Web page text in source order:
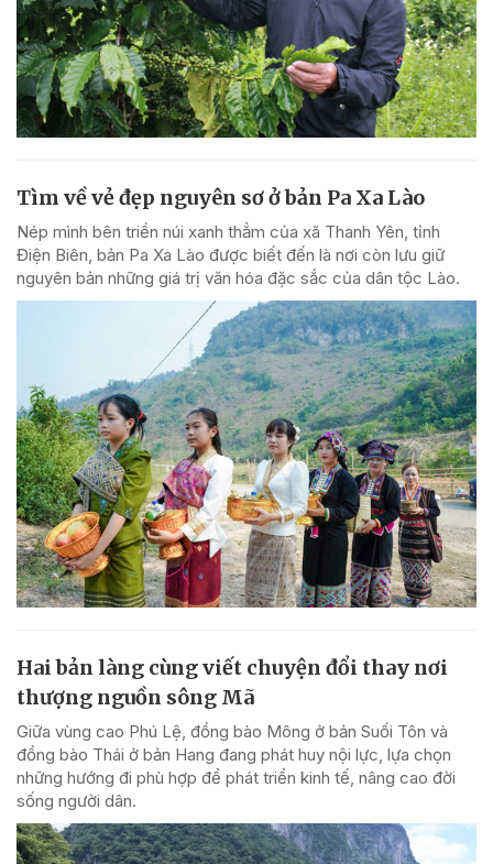
Tìm về vẻ đẹp nguyên sơ ở bản Pa Xa Lào
Nép mình bên triền núi xanh thẳm của xã Thanh Yên, tỉnh
Điện Biên, bản Pa Xa Lào được biết đến là nơi còn lưu giữ
nguyên bản những giá trị văn hóa đặc sắc của dân tộc Lào.
Hai bản làng cùng viết chuyện đổi thay nơi
thượng nguồn sông Mã
Giữa vùng cao Phú Lệ, đồng bào Mông ở bản Suối Tôn và
đồng bào Thái ở bản Hang đang phát huy nội lực, lựa chọn
những hướng đi phù hợp để phát triển kinh tế, nâng cao đời
sống người dân.